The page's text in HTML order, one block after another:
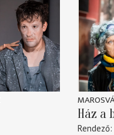
Ház a
Rendező